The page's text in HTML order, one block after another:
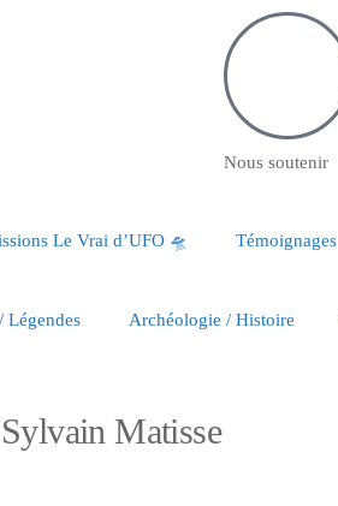
Nous soutenir
Le Vrai d’UFO 🛸 Témoignages
Légendes Archéologie / Histoire
Matisse